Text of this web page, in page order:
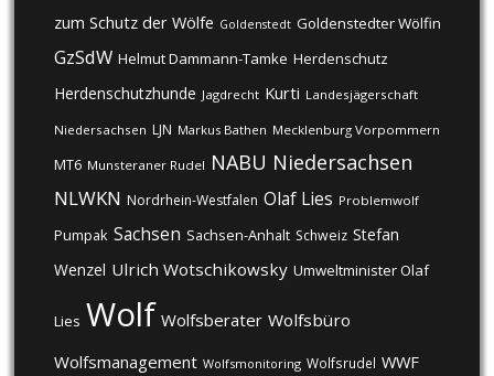
zum Schutz der Wölfe Goldenstedt Goldenstedter Wölfin
GzSdW Helmut Dammann-Tamke Herdenschutz
Herdenschutzhunde Jagdrecht Kurti Landesjägerschaft
Niedersachsen LJN Markus Bathen Mecklenburg Vorpommern
MT6 Munsteraner Rudel NABU Niedersachsen
NLWKN Nordrhein-Westfalen Olaf Lies Problemwolf
Pumpak Sachsen Sachsen-Anhalt Schweiz Stefan
Wenzel Ulrich Wotschikowsky Umweltminister Olaf
Lies Wolf Wolfsberater Wolfsbüro
Wolfsmanagement Wolfsmonitoring Wolfsrudel WWF